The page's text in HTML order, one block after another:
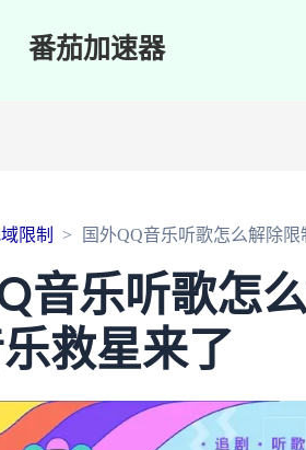
番茄加速器
限制 国外QQ音乐听歌怎么解除
音乐听歌怎
救星来了